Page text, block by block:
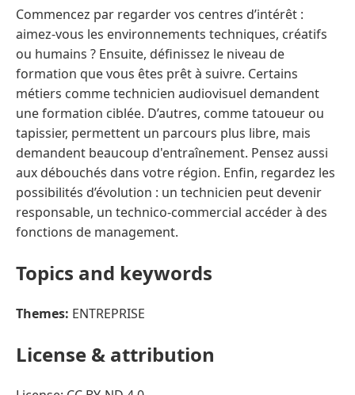
Commencez par regarder vos centres d’intérêt :
aimez-vous les environnements techniques, créatifs
ou humains ? Ensuite, définissez le niveau de
formation que vous êtes prêt à suivre. Certains
métiers comme technicien audiovisuel demandent
une formation ciblée. D’autres, comme tatoueur ou
tapissier, permettent un parcours plus libre, mais
demandent beaucoup d'entraînement. Pensez aussi
aux débouchés dans votre région. Enfin, regardez les
possibilités d’évolution : un technicien peut devenir
responsable, un technico-commercial accéder à des
fonctions de management.
Topics and keywords
Themes: ENTREPRISE
License & attribution